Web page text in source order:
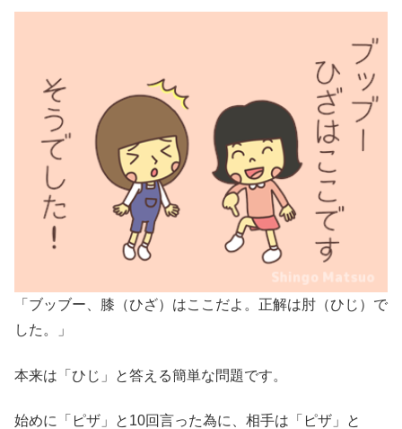
「ブッブー、膝（ひざ）はここだよ。正解は肘（ひじ）で
した。」
本来は「ひじ」と答える簡単な問題です。
始めに「ピザ」と10回言った為に、相手は「ピザ」と